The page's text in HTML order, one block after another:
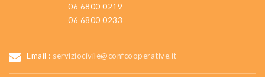
06 6800 0219
06 6800 0233
Email : serviziocivile@confcooperative.it